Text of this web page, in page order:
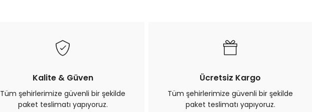
Kalite & Güven
Tüm şehirlerimize güvenli bir şekilde
paket teslimatı yapıyoruz.
Ücretsiz Kargo
Tüm şehirlerimize güvenli bir şekilde
paket teslimatı yapıyoruz.